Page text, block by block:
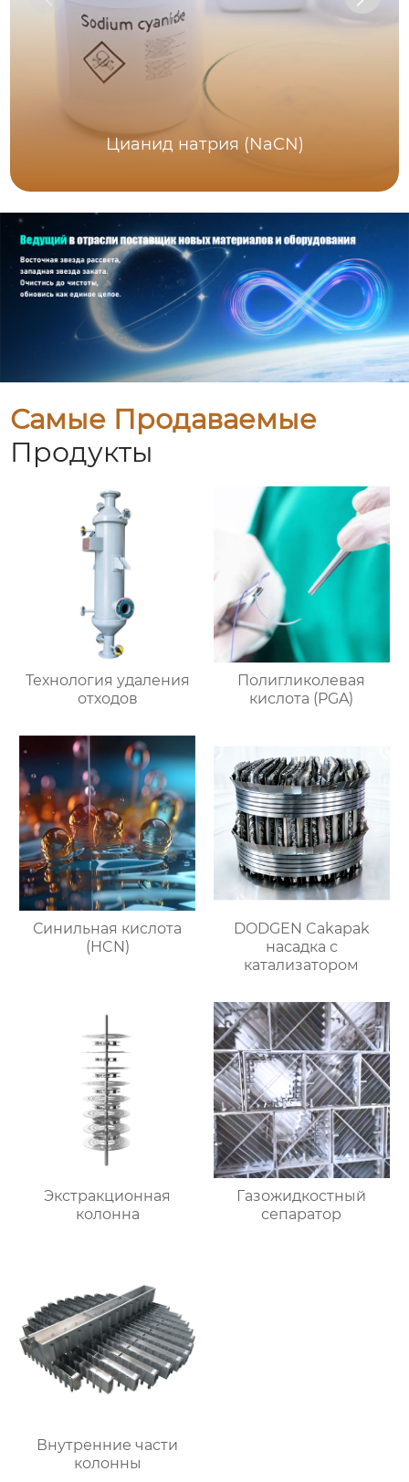
Цианид натрия (NaCN)
Самые Продаваемые
Продукты
Технология удаления
отходов
Полигликолевая
кислота (PGA)
Синильная кислота
(HCN)
DODGEN Cakapak
насадка с
катализатором
Экстракционная
колонна
Газожидкостный
сепаратор
Внутренние части
колонны